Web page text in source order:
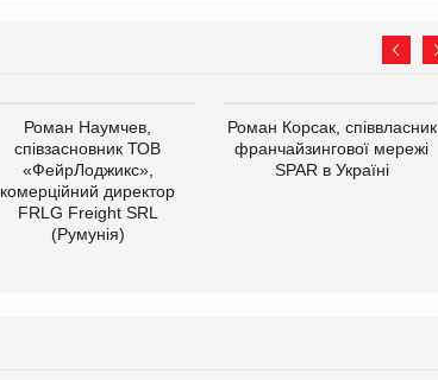
Роман Наумчев,
співзасновник ТОВ
«ФейрЛоджикс»,
комерційний директор
FRLG Freight SRL
(Румунія)
Роман Корсак, співвласник
франчайзингової мережі
SPAR в Україні